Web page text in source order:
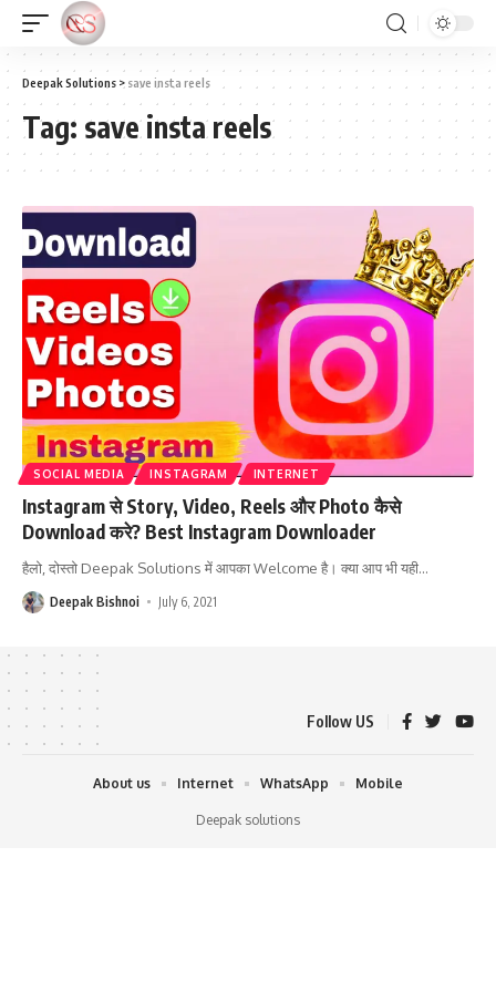
Deepak Solutions > save insta reels
Tag: save insta reels
SOCIAL MEDIA INSTAGRAM INTERNET
Instagram से Story, Video, Reels और Photo कैसे
Download करे? Best Instagram Downloader
हैलो, दोस्तो Deepak Solutions में आपका Welcome है। क्या आप भी यही…
Deepak Bishnoi July 6, 2021
Follow US
Deepak solutions
About us Internet WhatsApp Mobile